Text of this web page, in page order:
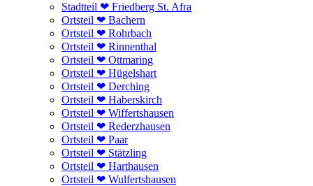
Stadtteil ❤ Friedberg St. Afra
Ortsteil ❤ Bachern
Ortsteil ❤ Rohrbach
Ortsteil ❤ Rinnenthal
Ortsteil ❤ Ottmaring
Ortsteil ❤ Hügelshart
Ortsteil ❤ Derching
Ortsteil ❤ Haberskirch
Ortsteil ❤ Wiffertshausen
Ortsteil ❤ Rederzhausen
Ortsteil ❤ Paar
Ortsteil ❤ Stätzling
Ortsteil ❤ Harthausen
Ortsteil ❤ Wulfertshausen